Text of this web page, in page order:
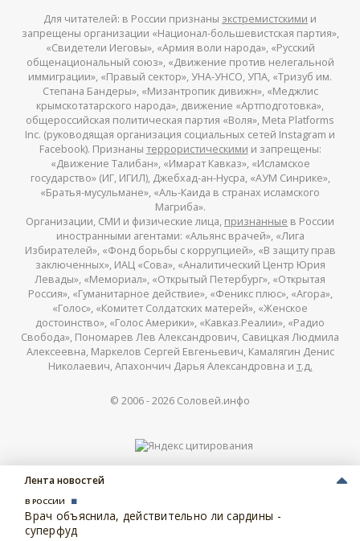
Лента новостей
В РОССИИ
Врач объяснила, действительно ли сардины -
суперфуд
Для читателей: в России признаны экстремистскими и
запрещены организации «Национал-большевистская партия»,
«Свидетели Иеговы», «Армия воли народа», «Русский
общенациональный союз», «Движение против нелегальной
иммиграции», «Правый сектор», УНА-УНСО, УПА, «Тризуб им.
Степана Бандеры», «Мизантропик дивижн», «Меджлис
крымскотатарского народа», движение «Артподготовка»,
общероссийская политическая партия «Воля», Meta Platforms
Inc. (руководящая организация социальных сетей Instagram и
Facebook). Признаны террористическими и запрещены:
«Движение Талибан», «Имарат Кавказ», «Исламское
государство» (ИГ, ИГИЛ), Джебхад-ан-Нусра, «АУМ Синрике»,
«Братья-мусульмане», «Аль-Каида в странах исламского
Магриба».
Организации, СМИ и физические лица, признанные в России
иностранными агентами: «Альянс врачей», «Лига
Избирателей», «Фонд борьбы с коррупцией», «В защиту прав
заключенных», ИАЦ «Сова», «Аналитический Центр Юрия
Левады», «Мемориал», «Открытый Петербург», «Открытая
Россия», «Гуманитарное действие», «Феникс плюс», «Агора»,
«Голос», «Комитет Солдатских матерей», «Женское
достоинство», «Голос Америки», «Кавказ.Реалии», «Радио
Свобода», Пономарев Лев Александрович, Савицкая Людмила
Алексеевна, Маркелов Сергей Евгеньевич, Камалягин Денис
Николаевич, Апахончич Дарья Александровна и т.д.
© 2006 -2026 Соловей.инфо